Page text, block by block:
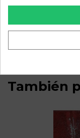
Descripción
Recambio de
También